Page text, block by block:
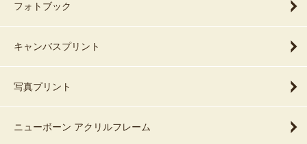
フォトブック
キャンバスプリント
写真プリント
ニューボーン アクリルフレーム